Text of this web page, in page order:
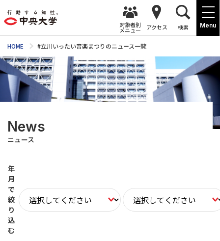
Menu
対象者別
メニュー アクセス 検索
HOME #立川いったい音楽まつりのニュース一覧
News
ニュース
年
月
で
絞
り
込
む